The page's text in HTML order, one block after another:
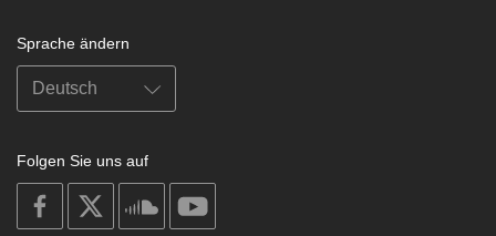
Sprache ändern
Folgen Sie uns auf
on
facebook
soundcloud